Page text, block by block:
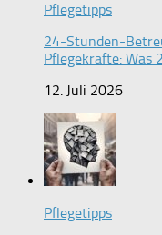
Pflegetipps
24-Stunden-
Pflegekräfte: Was
12. Juli 2026
Pflegetipps